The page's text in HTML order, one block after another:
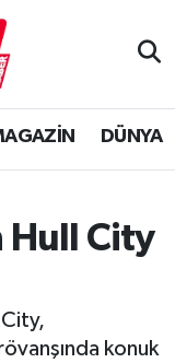
DÜNYA
City
City,
konuk